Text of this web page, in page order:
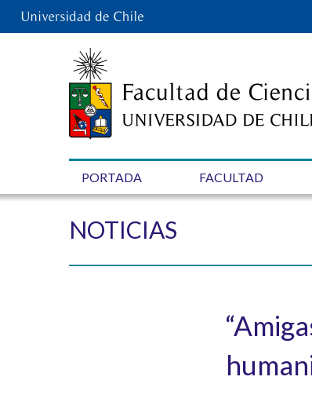
PORTADA FACULTAD
NOTICIAS